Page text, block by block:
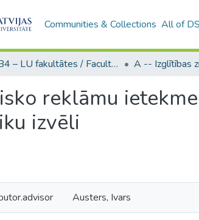
Communities & Collections All of
B4 – LU fakultātes / Faculties of the UL
reklāmu
izvēli
Austers, Ivars